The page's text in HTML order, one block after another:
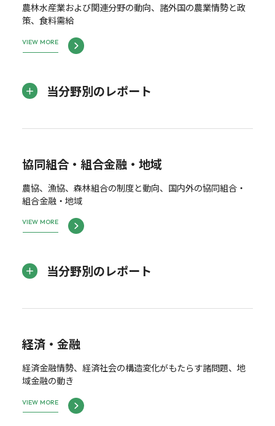
農林水産業および関連分野の動向、諸外国の農業情勢と政
策、食料需給
VIEW MORE
当分野別のレポート
協同組合・組合金融・地域
農協、漁協、森林組合の制度と動向、国内外の協同組合・
組合金融・地域
VIEW MORE
当分野別のレポート
経済・金融
経済金融情勢、経済社会の構造変化がもたらす諸問題、地
域金融の動き
VIEW MORE